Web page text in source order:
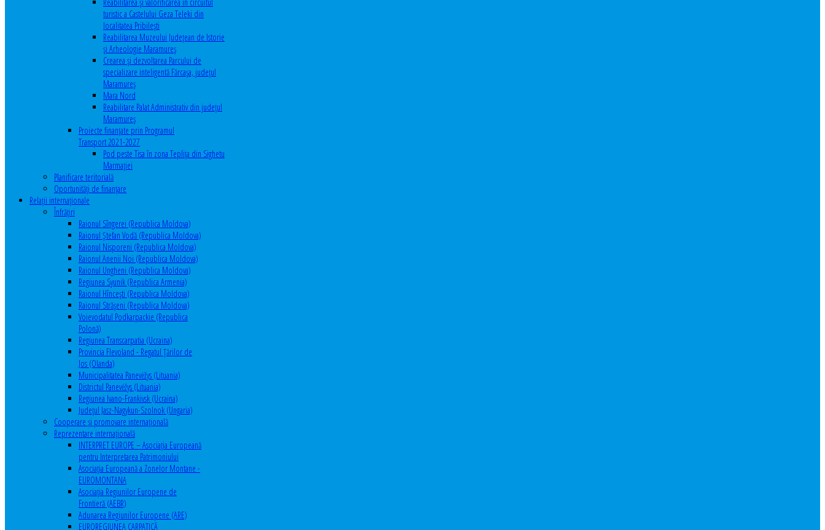
turistic a Castelului Geza Teleki din
localitatea Pribilești
Reabilitarea Muzeului Județean de Istorie
și Arheologie Maramureș
Crearea și dezvoltarea Parcului de
specializare inteligentă Fărcașa, județul
Maramureș
Mara Nord
Reabilitare Palat Administrativ din județul
Maramureș
Proiecte finanțate prin Programul
Transport 2021-2027
Pod peste Tisa în zona Teplița din Sighetu
Marmației
Planificare teritorială
Oportunităţi de finanţare
Relaţii internaţionale
Înfrăţiri
Raionul Sîngerei (Republica Moldova)
Raionul Ștefan Vodă (Republica Moldova)
Raionul Nisporeni (Republica Moldova)
Raionul Anenii Noi (Republica Moldova)
Raionul Ungheni (Republica Moldova)
Regiunea Syunik (Republica Armenia)
Raionul Hîncești (Republica Moldova)
Raionul Străşeni (Republica Moldova)
Voievodatul Podkarpackie (Republica
Polonă)
Regiunea Transcarpatia (Ucraina)
Provincia Flevoland - Regatul Ţărilor de
Jos (Olanda)
Municipalitatea Panevėžys (Lituania)
Districtul Panevėžys (Lituania)
Regiunea Ivano-Frankivsk (Ucraina)
Judeţul Jasz-Nagykun-Szolnok (Ungaria)
Cooperare şi promovare internaţională
Reprezentare internaţională
INTERPRET EUROPE – Asociația Europeană
pentru Interpretarea Patrimoniului
Asociația Europeană a Zonelor Montane -
EUROMONTANA
Asociația Regiunilor Europene de
Frontieră (AEBR)
Adunarea Regiunilor Europene (ARE)
EUROREGIUNEA CARPATICĂ